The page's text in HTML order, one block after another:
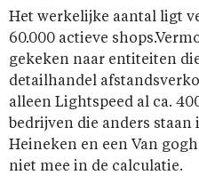
Het werkelijke aantal ligt
60.000 actieve
gekeken naar entiteiten
detailhandel
alleen Lightspeed al ca.
bedrijven die anders
Heineken en een Van
niet mee in de calculatie.